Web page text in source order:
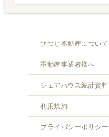
ひつじ不動産について
不動産事業者様へ
シェアハウス統計資料
利用規約
プライバシーポリシー